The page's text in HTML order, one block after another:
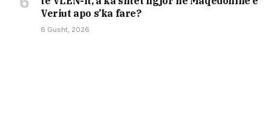
Veriut apo s’ka fare?
6 Gusht, 2026